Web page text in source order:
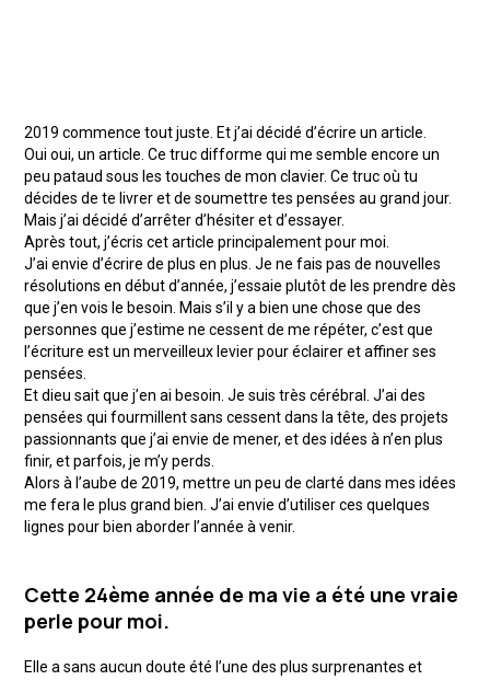
2019 commence tout juste. Et j’ai décidé d’écrire un article.
Oui oui, un article. Ce truc difforme qui me semble encore un
peu pataud sous les touches de mon clavier. Ce truc où tu
décides de te livrer et de soumettre tes pensées au grand jour.
Mais j’ai décidé d’arrêter d’hésiter et d’essayer.
Après tout, j’écris cet article principalement pour moi.
J’ai envie d’écrire de plus en plus. Je ne fais pas de nouvelles
résolutions en début d’année, j’essaie plutôt de les prendre dès
que j’en vois le besoin. Mais s’il y a bien une chose que des
personnes que j’estime ne cessent de me répéter, c’est que
l’écriture est un merveilleux levier pour éclairer et affiner ses
pensées.
Et dieu sait que j’en ai besoin. Je suis très cérébral. J’ai des
pensées qui fourmillent sans cessent dans la tête, des projets
passionnants que j’ai envie de mener, et des idées à n’en plus
finir, et parfois, je m’y perds.
Alors à l’aube de 2019, mettre un peu de clarté dans mes idées
me fera le plus grand bien. J’ai envie d’utiliser ces quelques
lignes pour bien aborder l’année à venir.
Cette 24ème année de ma vie a été une vraie
perle pour moi.
Elle a sans aucun doute été l’une des plus surprenantes et